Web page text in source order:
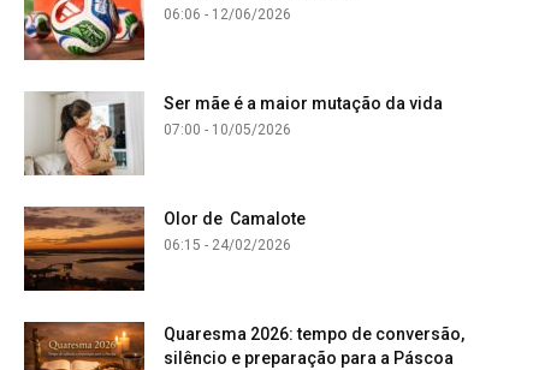
06:06 - 12/06/2026
Ser mãe é a maior mutação da vida
07:00 - 10/05/2026
Olor de Camalote
06:15 - 24/02/2026
Quaresma 2026: tempo de conversão,
silêncio e preparação para a Páscoa